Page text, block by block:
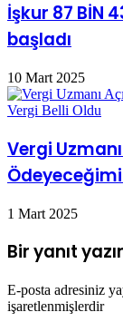
İşkur 87 BİN
başladı
10 Mart 2025
Vergi Uzmanı
1 Mart 2025
Bir yanıt
E-posta adresiniz
işaretlenmişlerdir